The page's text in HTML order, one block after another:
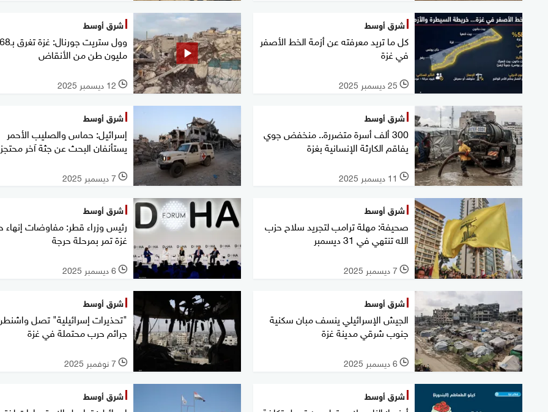
شرق أوسط
كل ما تريد معرفته عن أزمة الخط الأصفر
في غزة
l 25 ديسمبر 2025
شرق أوسط
وول ستريت جورنال: غزة تغرق بـ68
مليون طن من الأنقاض
l 12 ديسمبر 2025
شرق أوسط
300 ألف أسرة متضررة.. منخفض جوي
يفاقم الكارثة الإنسانية بغزة
l 11 ديسمبر 2025
شرق أوسط
إسرائيل: حماس والصليب الأحمر
يستأنفان البحث عن جثة آخر محتجز
l 7 ديسمبر 2025
شرق أوسط
صحيفة: مهلة ترامب لتجريد سلاح حزب
الله تنتهي في 31 ديسمبر
l 7 ديسمبر 2025
شرق أوسط
رئيس وزراء قطر: مفاوضات
غزة تمر بمرحلة حرجة
l 6 ديسمبر 2025
شرق أوسط
الجيش الإسرائيلي ينسف مبان سكنية
جنوب شرقي مدينة غزة
l 6 ديسمبر 2025
شرق أوسط
"تحذيرات إسرائيلية" تصل
جرائم حرب محتملة في غزة
l 7 نوفمبر 2025
شرق أوسط شرق أوسط